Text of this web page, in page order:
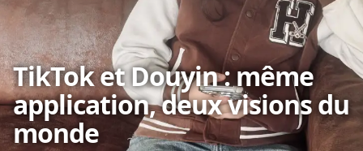
TikTok et Douyin : même
application, deux visions du
monde